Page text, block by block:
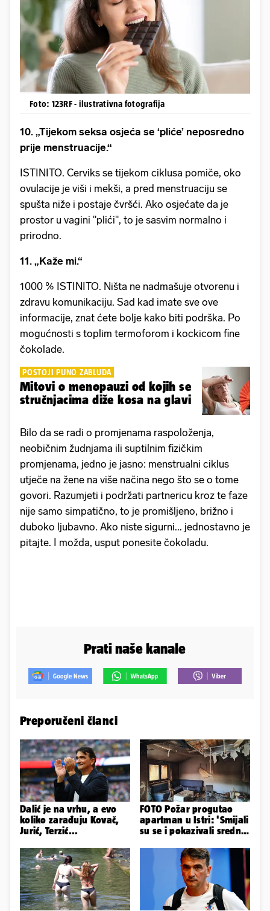
Foto: 123RF - ilustrativna fotografija
10. „Tijekom seksa osjeća se ‘pliće’ neposredno
prije menstruacije.“
ISTINITO. Cerviks se tijekom ciklusa pomiče, oko
ovulacije je viši i mekši, a pred menstruaciju se
spušta niže i postaje čvršći. Ako osjećate da je
prostor u vagini "plići", to je sasvim normalno i
prirodno.
11. „Kaže mi.“
1000 % ISTINITO. Ništa ne nadmašuje otvorenu i
zdravu komunikaciju. Sad kad imate sve ove
informacije, znat ćete bolje kako biti podrška. Po
mogućnosti s toplim termoforom i kockicom fine
čokolade.
POSTOJI PUNO ZABLUDA
Mitovi o menopauzi od kojih se
stručnjacima diže kosa na glavi
Bilo da se radi o promjenama raspoloženja,
neobičnim žudnjama ili suptilnim fizičkim
promjenama, jedno je jasno: menstrualni ciklus
utječe na žene na više načina nego što se o tome
govori. Razumjeti i podržati partnericu kroz te faze
nije samo simpatično, to je promišljeno, brižno i
duboko ljubavno. Ako niste sigurni... jednostavno je
pitajte. I možda, usput ponesite čokoladu.
Prati naše kanale
Preporučeni članci
Dalić je na vrhu, a evo
koliko zarađuju Kovač,
Jurić, Terzić...
FOTO Požar progutao
apartman u Istri: 'Smijali
su se i pokazivali srednji